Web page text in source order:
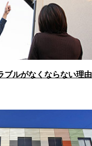
ブルがなくならない理由